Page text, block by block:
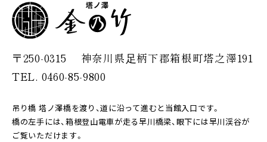
〒250-0315 神奈川県⾜柄下郡箱根町塔之澤191
TEL. 0460-85-9800
吊り橋 塔ノ澤橋を渡り、道に沿って進むと当館入口です。
橋の左手には、箱根登山電車が走る早川橋梁、眼下には早川渓谷が
ご覧いただけます。